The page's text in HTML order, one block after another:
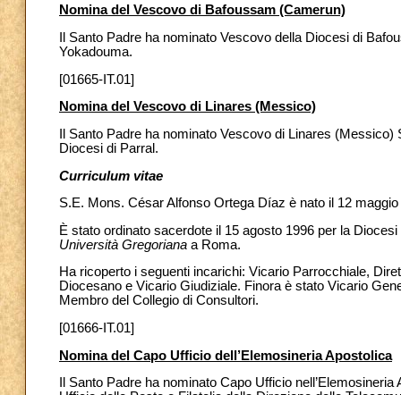
Nomina del Vescovo di Bafoussam (Camerun)
Il Santo Padre ha nominato Vescovo della Diocesi di
Yokadouma.
[01665-IT.01]
Nomina del Vescovo di Linares (Messico)
Il Santo Padre ha nominato Vescovo di Linares
Diocesi di Parral.
Curriculum vitae
S.E. Mons. César Alfonso Ortega Díaz è nato il 12
È stato ordinato sacerdote il 15 agosto 1996 per la
Università Gregoriana a Roma.
Ha ricoperto i seguenti incarichi: Vicario Parrocchiale,
Diocesano e Vicario Giudiziale. Finora è stato Vicario
Membro del Collegio di Consultori.
[01666-IT.01]
Nomina del Capo Ufficio dell’Elemosineria Apostolica
Il Santo Padre ha nominato Capo Ufficio